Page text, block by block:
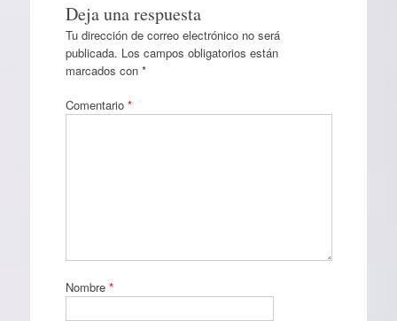
Deja una respuesta
Tu dirección de correo electrónico no será
publicada. Los campos obligatorios están
marcados con *
Comentario *
Nombre *